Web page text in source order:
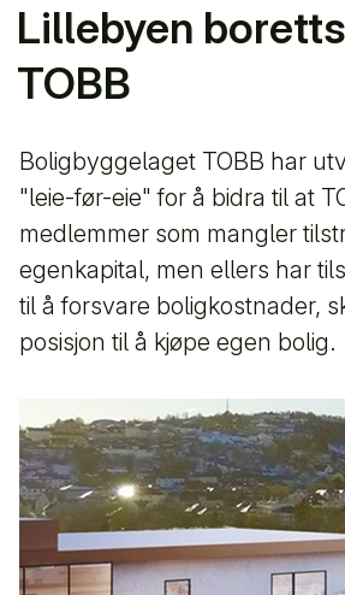
Lillebyen
TOBB
Boligbyggelaget TOBB har
"leie-før-eie" for å bidra til at
medlemmer som mangler
egenkapital, men ellers har
til å forsvare boligkostnader,
posisjon til å kjøpe egen bolig.